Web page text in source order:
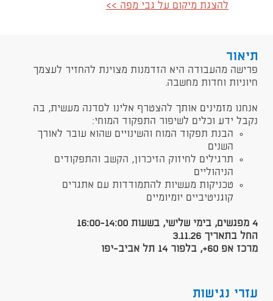
להצגת מיקום על גבי מפה >>
תיאור
​פרישה מהעבודה היא הזדמנות מצוינת להחזיר לעצמך
חיוניות וחדות מחשבה.
אנחנו מזמינים אותך להצטרף אלינו לסדנה מעשית, בה
נקבל ידע וכלים לשיפור התפקוד המוחי:
​הבנת תפקוד המוח והשינויים שהוא עובר לאורך
השנים
תרגילים לחיזוק הזיכרון, הקשב והתפקודים
הניהוליים
​טכניקות מעשיות להתמודדות עם אתגרים
קוגניטיביים יומיומיים
​4 מפגשים, בימי שלישי, בשעות 16:00-14:00
החל בתאריך 3.11.26
מרכז אפ 60+, בלפור 14 תל אביב-יפו
עזרי נגישות